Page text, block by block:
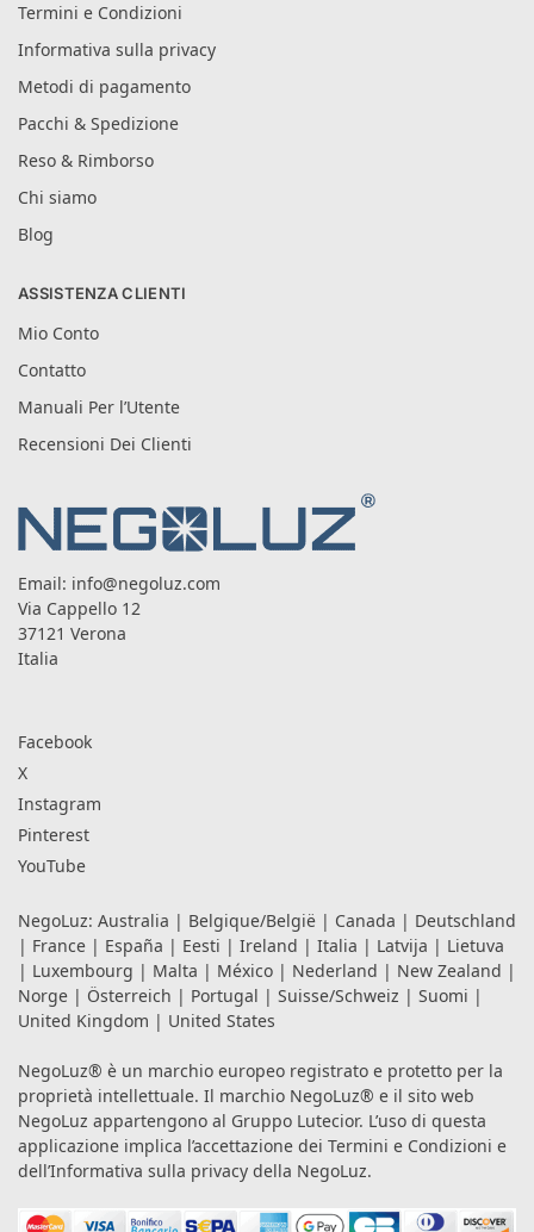
Termini e Condizioni
Informativa sulla privacy
Metodi di pagamento
Pacchi & Spedizione
Reso & Rimborso
Chi siamo
Blog
ASSISTENZA CLIENTI
Mio Conto
Contatto
Manuali Per l’Utente
Recensioni Dei Clienti
Email: info@negoluz.com
Via Cappello 12
37121 Verona
Italia
Facebook
X
Instagram
Pinterest
YouTube
NegoLuz: Australia | Belgique/België | Canada | Deutschland
| France | España | Eesti | Ireland | Italia | Latvija | Lietuva
| Luxembourg | Malta | México | Nederland | New Zealand |
Norge | Österreich | Portugal | Suisse/Schweiz | Suomi |
United Kingdom | United States
NegoLuz® è un marchio europeo registrato e protetto per la
proprietà intellettuale. Il marchio NegoLuz® e il sito web
NegoLuz appartengono al Gruppo Lutecior. L’uso di questa
applicazione implica l’accettazione dei Termini e Condizioni e
dell’Informativa sulla privacy della NegoLuz.